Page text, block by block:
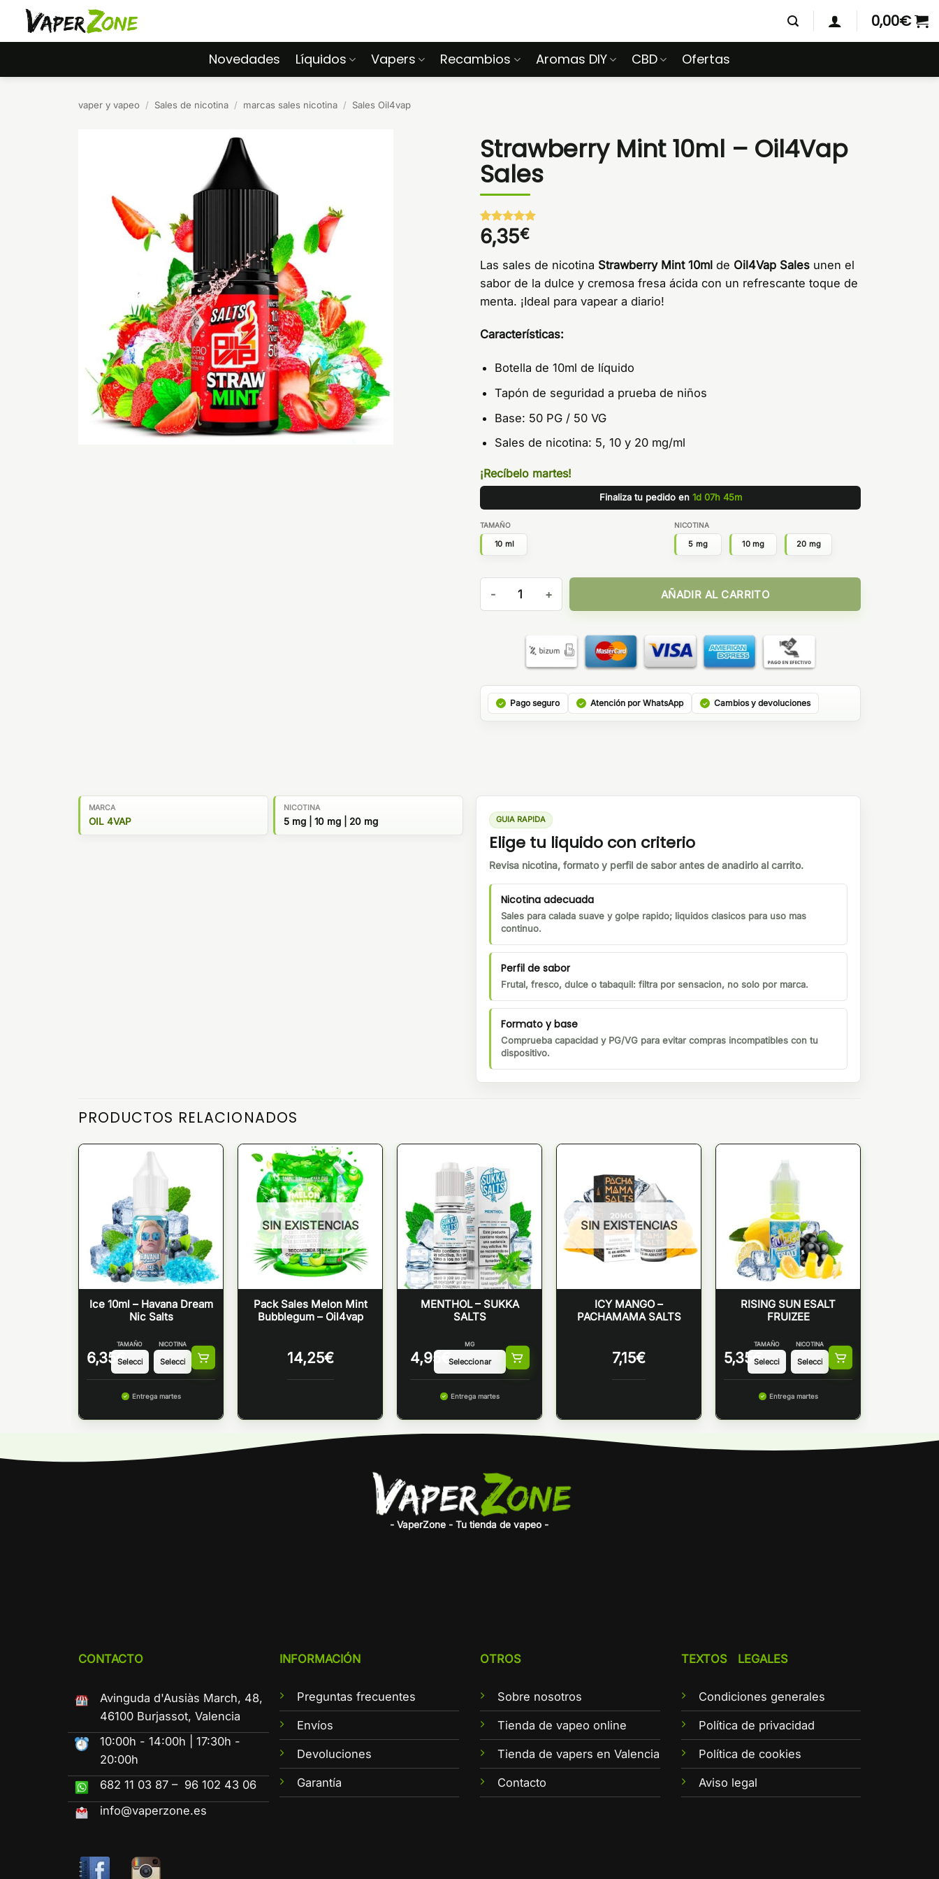
Saltar
contenido
0,00€
Novedades Líquidos Vapers Recambios Aromas DIY CBD Ofertas
vaper y vapeo / Sales de nicotina / marcas sales nicotina / Sales Oil4vap
Strawberry Mint 10ml – Oil4Vap
Sales
Valorado
con5de 5
1
valoración
de un
cliente
6,35€
Las sales de nicotina Strawberry Mint 10ml de Oil4Vap Sales unen el
sabor de la dulce y cremosa fresa ácida con un refrescante toque de
menta. ¡Ideal para vapear a diario!
Características:
Botella de 10ml de líquido
Tapón de seguridad a prueba de niños
Base: 50 PG / 50 VG
Sales de nicotina: 5, 10 y 20 mg/ml
¡Recíbelo martes!
Finaliza tu pedido en 1d 07h 45m
TAMAÑO
10 ml
NICOTINA
5 mg 10 mg 20 mg
Strawberry Mint 10ml - Oil4Vap Sales cantidad
AÑADIR AL CARRITO
Pago seguro Atención por WhatsApp Cambios y devoluciones
MARCA
OIL 4VAP
NICOTINA
5 mg | 10 mg | 20 mg GUIA RAPIDA
Elige tu liquido con criterio
Revisa nicotina, formato y perfil de sabor antes de anadirlo al carrito.
Nicotina adecuada
Sales para calada suave y golpe rapido; liquidos clasicos para uso mas
continuo.
Perfil de sabor
Frutal, fresco, dulce o tabaquil: filtra por sensacion, no solo por marca.
Formato y base
Comprueba capacidad y PG/VG para evitar compras incompatibles con tu
dispositivo.
PRODUCTOS RELACIONADOS
Ice 10ml – Havana Dream
Nic Salts
6,35 €
TAMAÑO NICOTINA
Entrega martes
SIN EXISTENCIAS
Pack Sales Melon Mint
Bubblegum – Oil4vap
14,25€
MENTHOL – SUKKA
SALTS
4,95 €
MG
Entrega martes
SIN EXISTENCIAS
ICY MANGO –
PACHAMAMA SALTS
7,15€
RISING SUN ESALT
FRUIZEE
5,35 €
TAMAÑO NICOTINA
Entrega martes
- VaperZone - Tu tienda de vapeo -
CONTACTO
Avinguda d'Ausiàs March, 48,
46100 Burjassot, Valencia
10:00h - 14:00h | 17:30h -
20:00h
682 11 03 87 – 96 102 43 06
info@vaperzone.es
INFORMACIÓN
Preguntas frecuentes
Envíos
Devoluciones
Garantía
OTROS
Sobre nosotros
Tienda de vapeo online
Tienda de vapers en Valencia
Contacto
TEXTOS LEGALES
Condiciones generales
Política de privacidad
Política de cookies
Aviso legal